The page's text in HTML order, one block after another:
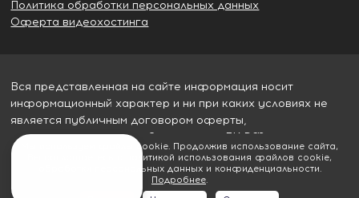
Политика обработки персональных данных
Оферта видеохостинга
Вся представленная на сайте информация носит
информационный характер и ни при каких условиях не
является публичным договором оферты,
определяемым пунктом 2 статьи 437 ГК РФ
Мы используем файлы cookie. Продолжив использование сайта,
Вы соглашаетесь с политикой использования файлов cookie,
обработки персональных данных и конфиденциальности.
Подробнее.